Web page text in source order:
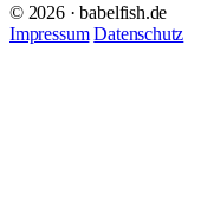
© 2026 · babelfish.de
Impressum Datenschutz